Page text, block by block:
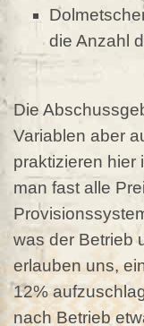
die Anzahl
Die
Variablen aber
praktizieren hier
man fast alle
was der Betrieb
erlauben uns,
12%
nach Betrieb